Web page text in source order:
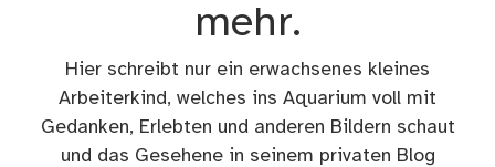
mehr.
Hier schreibt nur ein erwachsenes kleines
Arbeiterkind, welches ins Aquarium voll mit
Gedanken, Erlebten und anderen Bildern schaut
und das Gesehene in seinem privaten Blog